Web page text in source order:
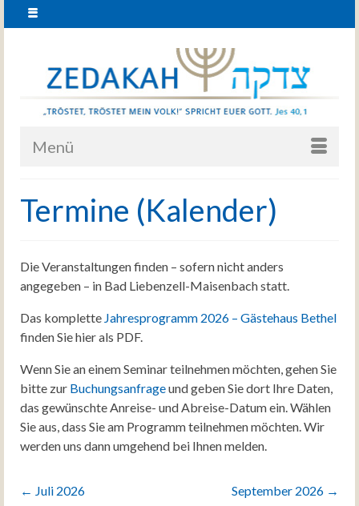
Menü
Termine (Kalender)
Die Veranstaltungen finden – sofern nicht anders
angegeben – in Bad Liebenzell-Maisenbach statt.
Das komplette Jahresprogramm 2026 – Gästehaus Bethel
finden Sie hier als PDF.
Wenn Sie an einem Seminar teilnehmen möchten, gehen Sie
bitte zur Buchungsanfrageund geben Sie dort Ihre Daten,
das gewünschte Anreise- und Abreise-Datum ein. Wählen
Sie aus, dass Sie am Programm teilnehmen möchten. Wir
werden uns dann umgehend bei Ihnen melden.
← Juli 2026 September 2026 →